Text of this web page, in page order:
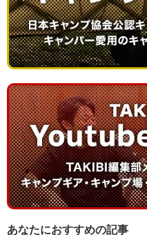
あなたにおすすめの記事